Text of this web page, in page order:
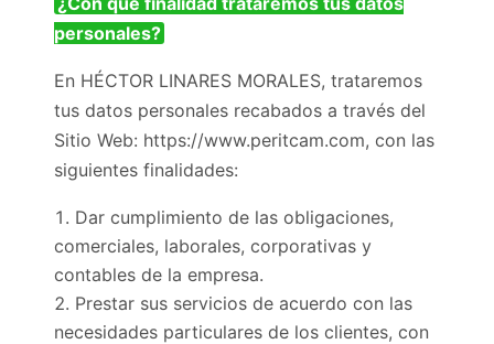
personales?
En HÉCTOR LINARES MORALES, trataremos
tus datos personales recabados a través del
Sitio Web: https://www.peritcam.com, con las
siguientes finalidades:
Dar cumplimiento de las obligaciones,
comerciales, laborales, corporativas y
contables de la empresa.
Prestar sus servicios de acuerdo con las
necesidades particulares de los clientes, con